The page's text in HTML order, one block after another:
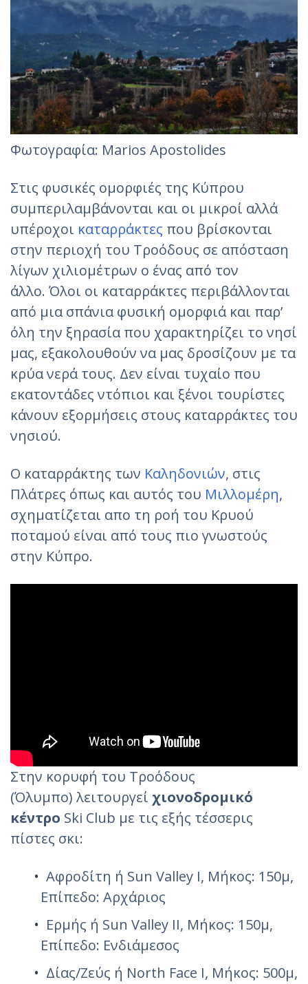
Φωτογραφία: Marios Apostolides‎
Στις φυσικές ομορφιές της Κύπρου
συμπεριλαμβάνονται και οι μικροί αλλά
υπέροχοι καταρράκτες που βρίσκονται
στην περιοχή του Τροόδους σε απόσταση
λίγων χιλιομέτρων ο ένας από τον
άλλο. Όλοι οι καταρράκτες περιβάλλονται
από μια σπάνια φυσική ομορφιά και παρ’
όλη την ξηρασία που χαρακτηρίζει το νησί
μας, εξακολουθούν να μας δροσίζουν με τα
κρύα νερά τους. Δεν είναι τυχαίο που
εκατοντάδες ντόπιοι και ξένοι τουρίστες
κάνουν εξορμήσεις στους καταρράκτες του
νησιού.
Ο καταρράκτης των Καληδονιών, στις
Πλάτρες όπως και αυτός του Μιλλομέρη,
σχηματίζεται απο τη ροή του Κρυού
ποταμού είναι από τους πιο γνωστούς
στην Κύπρο.
Στην κορυφή του Τροόδους
(Όλυμπο) λειτουργεί χιονοδρομικό
κέντρο Ski Club με τις εξής τέσσερις
πίστες σκι:
Αφροδίτη ή Sun Valley I, Μήκος: 150μ,
Επίπεδο: Αρχάριος
Ερμής ή Sun Valley II, Μήκος: 150μ,
Επίπεδο: Ενδιάμεσος
Δίας/Ζεύς ή North Face I, Μήκος: 500μ,